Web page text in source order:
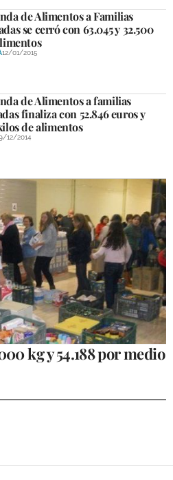
de Alimentos a Familias
se cerró con 63.045 y 32.500
12/01/2015
de Alimentos a familias
finaliza con 52.846 euros y
de alimentos
12/2014
kg y 54.188 por medio